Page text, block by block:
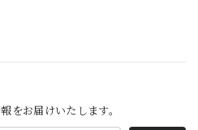
をお届けいたします。